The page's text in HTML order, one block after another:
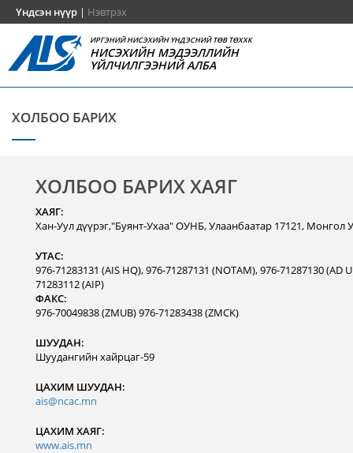
Үндсэн нүүр | Нэвтрэх
ИРГЭНИЙ НИСЭХИЙН ҮНДЭСНИЙ ТӨВ ТӨХХК
НИСЭХИЙН МЭДЭЭЛЛИЙН
ҮЙЛЧИЛГЭЭНИЙ АЛБА
ХОЛБОО БАРИХ
ХОЛБОО БАРИХ ХАЯГ
ХАЯГ:
Хан-Уул дүүрэг,"Буянт-Ухаа" ОУНБ, Улаанбаатар 17121, Монгол
УТАС:
976-71283131 (AIS HQ), 976-71287131 (NOTAM), 976-71287130 (AD
71283112 (AIP)
ФАКС:
976-70049838 (ZMUB) 976-71283438 (ZMCK)
ШУУДАН:
Шуудангийн хайрцаг-59
ЦАХИМ ШУУДАН:
ais@ncac.mn
ЦАХИМ ХАЯГ:
www.ais.mn